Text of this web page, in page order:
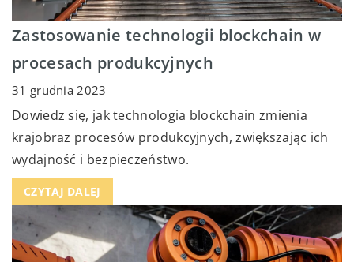
Zastosowanie technologii blockchain w
procesach produkcyjnych
31 grudnia 2023
Dowiedz się, jak technologia blockchain zmienia
krajobraz procesów produkcyjnych, zwiększając ich
wydajność i bezpieczeństwo.
CZYTAJ DALEJ